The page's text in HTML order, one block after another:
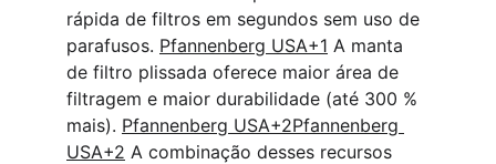
rápida de filtros em segundos sem uso de
parafusos. Pfannenberg USA+1 A manta
de filtro plissada oferece maior área de
filtragem e maior durabilidade (até 300 %
mais). Pfannenberg USA+2Pfannenberg
USA+2 A combinação desses recursos